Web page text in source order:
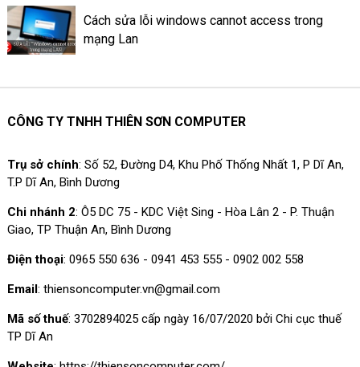
Cách sửa lỗi windows cannot access trong
mạng Lan
CÔNG TY TNHH THIÊN SƠN COMPUTER
Trụ sở chính: Số 52, Đường D4, Khu Phố Thống Nhất 1, P Dĩ An,
T.P Dĩ An, Bình Dương
Chi nhánh 2: Ô5 DC 75 - KDC Việt Sing - Hòa Lân 2 - P. Thuận
Giao, TP Thuận An, Bình Dương
Điện thoại: 0965 550 636 - 0941 453 555 - 0902 002 558
Email: thiensoncomputer.vn@gmail.com
Mã số thuế: 3702894025 cấp ngày 16/07/2020 bởi Chi cục thuế
TP Dĩ An